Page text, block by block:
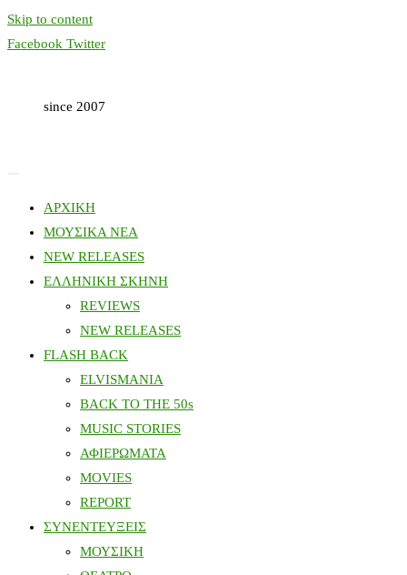
Skip to content
Facebook Twitter
since 2007
ΑΡΧΙΚΗ
ΜΟΥΣΙΚΑ ΝΕΑ
NEW RELEASES
ΕΛΛΗΝΙΚΗ ΣΚΗΝΗ
REVIEWS
NEW RELEASES
FLASH BACK
ELVISMANIA
BACK TO THE 50s
MUSIC STORIES
ΑΦΙΕΡΩΜΑΤΑ
MOVIES
REPORT
ΣΥΝΕΝΤΕΥΞΕΙΣ
ΜΟΥΣΙΚΗ